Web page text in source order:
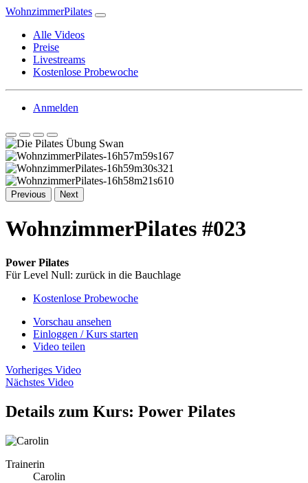
WohnzimmerPilates
Alle Videos
Preise
Livestreams
Kostenlose Probewoche
Anmelden
Previous Next
WohnzimmerPilates #023
Power Pilates
Für Level Null: zurück in die Bauchlage
Kostenlose Probewoche
Vorschau ansehen
Einloggen / Kurs starten
Video teilen
Vorheriges Video
Nächstes Video
Details zum Kurs: Power Pilates
Trainerin
Carolin